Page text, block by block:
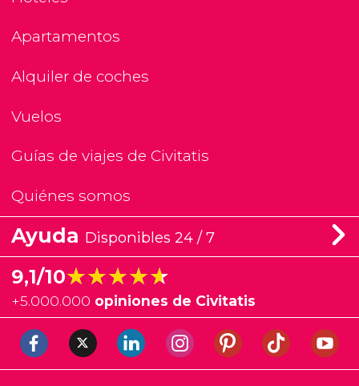
Apartamentos
Alquiler de coches
Vuelos
Guías de viajes de Civitatis
Quiénes somos
Ayuda Disponibles 24 / 7
9,1/10★★★★★
★★★★★
+5.000.000 opiniones de Civitatis